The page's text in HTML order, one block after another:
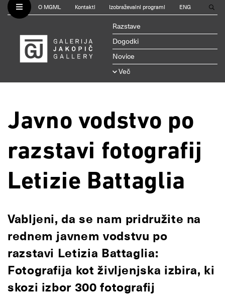
O MGML Kontakti Izobraževalni programi ENG
Razstave
Dogodki
Novice
Več
Javno vodstvo po
razstavi fotografij
Letizie Battaglia
Vabljeni, da se nam pridružite na
rednem javnem vodstvu po
razstavi Letizia Battaglia:
Fotografija kot življenjska izbira, ki
skozi izbor 300 fotografij